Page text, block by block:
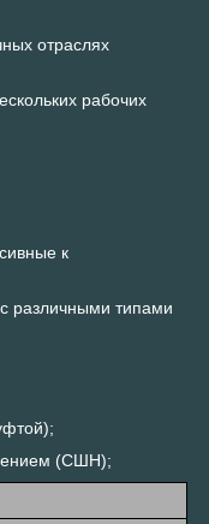
отраслях
рабочих
к
различными типами
(СШН);